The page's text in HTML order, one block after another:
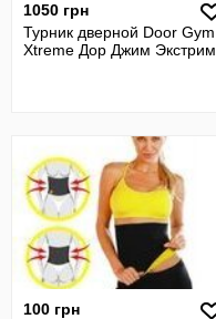
1050 грн
Турник дверной Door Gym
Xtreme Дор Джим Экстрим
100 грн